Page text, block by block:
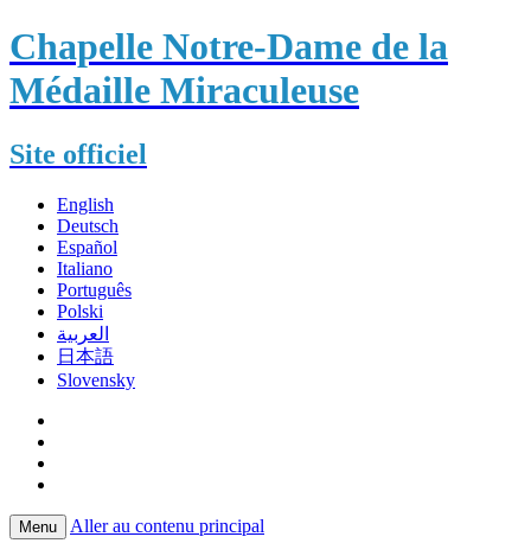
Chapelle Notre-Dame de la
Médaille Miraculeuse
Site officiel
English
Deutsch
Español
Italiano
Português
Polski
العربية
日本語
Slovensky
Menu Aller au contenu principal